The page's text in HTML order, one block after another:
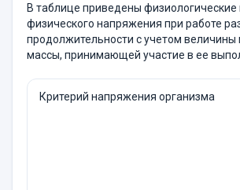
В таблице приведены
физического напряжения при работе
продолжительности с учетом
массы, принимающей участие в ее
Критерий напряжения организма